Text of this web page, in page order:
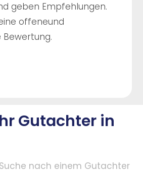
geben Empfehlungen.
offeneund
Gutachter in
nach einem Gutachter